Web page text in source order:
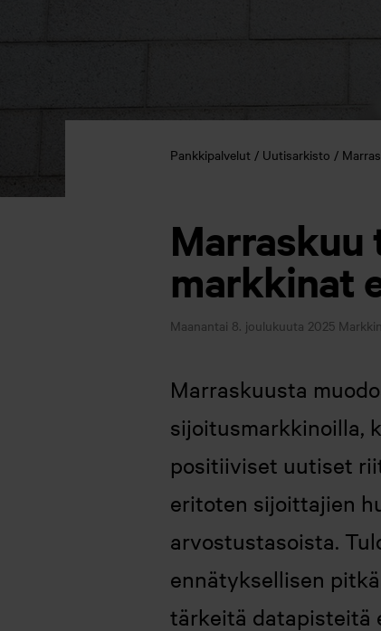
Pankkipalvelut Uutisarkisto
Marraskuu
markkinat
Maanantai 8. joulukuuta 2025
Marraskuusta
sijoitusmarkkinoilla,
positiiviset uutiset
eritoten sijoittajien
arvostustasoista.
ennätyksellisen
tärkeitä datapisteitä